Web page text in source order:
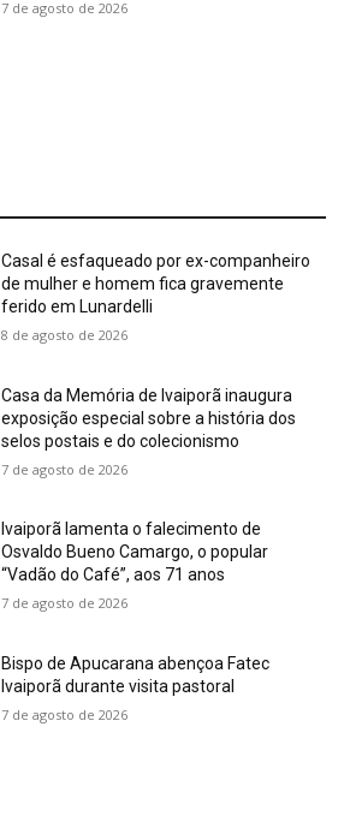
7 de agosto de 2026
Casal é esfaqueado por ex-companheiro
de mulher e homem fica gravemente
ferido em Lunardelli
8 de agosto de 2026
Casa da Memória de Ivaiporã inaugura
exposição especial sobre a história dos
selos postais e do colecionismo
7 de agosto de 2026
Ivaiporã lamenta o falecimento de
Osvaldo Bueno Camargo, o popular
“Vadão do Café”, aos 71 anos
7 de agosto de 2026
Bispo de Apucarana abençoa Fatec
Ivaiporã durante visita pastoral
7 de agosto de 2026